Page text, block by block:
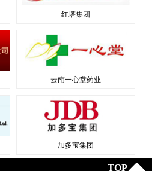
红塔集团
云南一心堂药业
加多宝集团
TOP